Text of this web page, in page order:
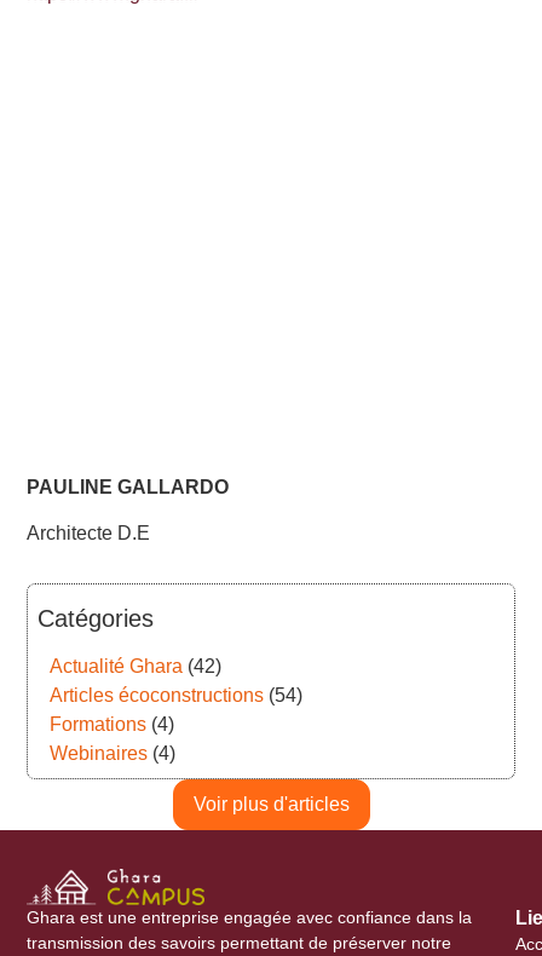
PAULINE GALLARDO
Architecte D.E
Catégories
Actualité Ghara (42)
Articles écoconstructions (54)
Formations (4)
Webinaires (4)
Voir plus d'articles
Ghara est une entreprise engagée avec confiance dans la
transmission des savoirs permettant de préserver notre